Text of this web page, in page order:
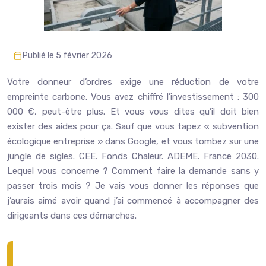
Publié le 5 février 2026
Votre donneur d’ordres exige une réduction de votre
empreinte carbone. Vous avez chiffré l’investissement : 300
000 €, peut-être plus. Et vous vous dites qu’il doit bien
exister des aides pour ça. Sauf que vous tapez « subvention
écologique entreprise » dans Google, et vous tombez sur une
jungle de sigles. CEE. Fonds Chaleur. ADEME. France 2030.
Lequel vous concerne ? Comment faire la demande sans y
passer trois mois ? Je vais vous donner les réponses que
j’aurais aimé avoir quand j’ai commencé à accompagner des
dirigeants dans ces démarches.